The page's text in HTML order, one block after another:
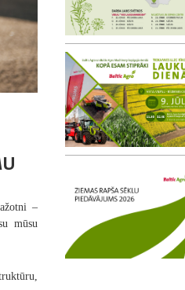
–
mūsu